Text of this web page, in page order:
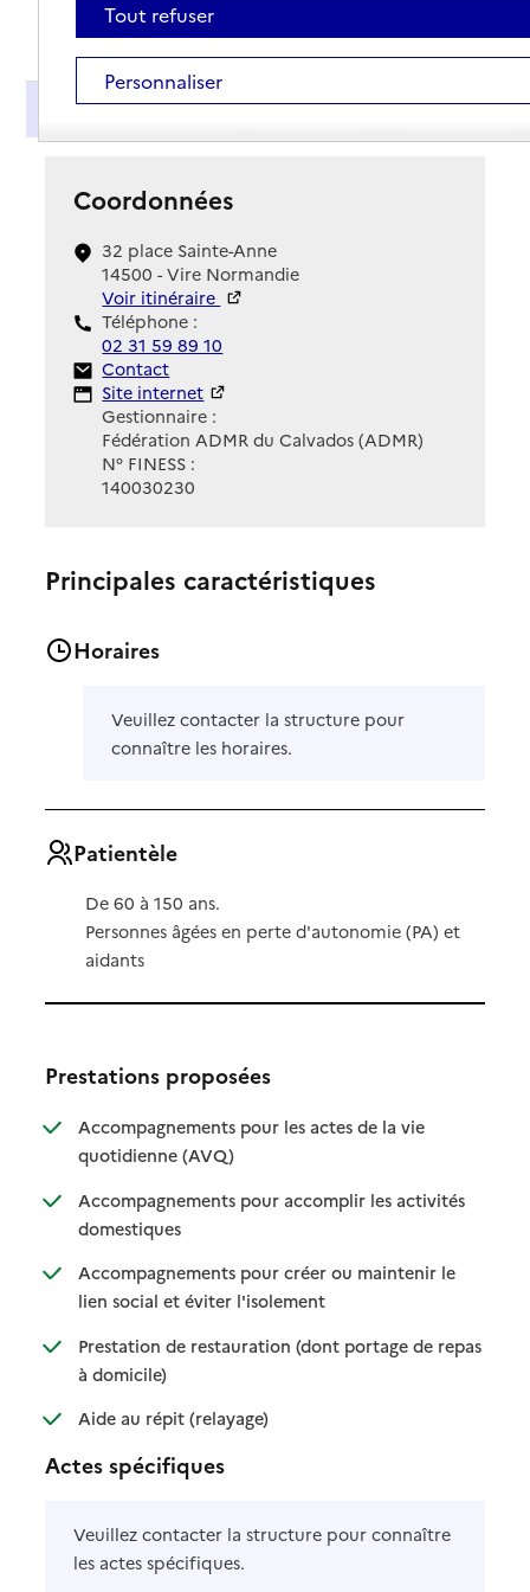
Présentation
Coordonnées
32 place Sainte-Anne
14500 - Vire Normandie
Voir itinéraire
Téléphone :
02 31 59 89 10
Contact
Contact
Site Internet
Site internet
Gestionnaire :
Fédération ADMR du Calvados (ADMR)
N° FINESS :
140030230
Principales caractéristiques
Horaires
Veuillez contacter la structure pour
connaître les horaires.
Patientèle
De 60 à 150 ans.
Personnes âgées en perte d'autonomie (PA) et
aidants
Prestations proposées
Accompagnements pour les actes de la vie
quotidienne (AVQ): disponible
: non disponible
Accompagnements pour accomplir les activités
domestiques: disponible
: non disponible
Accompagnements pour créer ou maintenir le
lien social et éviter l'isolement: disponible
: non disponible
Prestation de restauration (dont portage de repas
à domicile): disponible
: non disponible
Aide au répit (relayage): disponible
: non disponible
Actes spécifiques
Veuillez contacter la structure pour connaître
les actes spécifiques.
Tout refuser
Personnaliser